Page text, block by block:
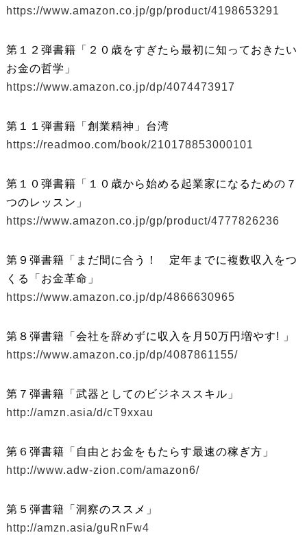
https://www.amazon.co.jp/gp/product/4198653291
第１２弾書籍「２０歳をすぎたら最初に知っておきたい
お金の哲学」
https://www.amazon.co.jp/dp/4074473917
第１１弾書籍「創業精神」台湾
https://readmoo.com/book/210178853000101
第１０弾書籍「１０歳から始める起業家になるための７
つのレッスン」
https://www.amazon.co.jp/gp/product/4777826236
第９弾書籍「まだ間に合う！ 定年までに複数収入をつ
くる「お金革命」
https://www.amazon.co.jp/dp/4866630965
第８弾書籍「会社を辞めずに収入を月50万円増やす! 」
https://www.amazon.co.jp/dp/4087861155/
第７弾書籍「武器としてのビジネススキル」
http://amzn.asia/d/cT9xxau
第６弾書籍「自由とお金をもたらす最速の稼ぎ方」
http://www.adw-zion.com/amazon6/
第５弾書籍「洞察のススメ」
http://amzn.asia/guRnFw4